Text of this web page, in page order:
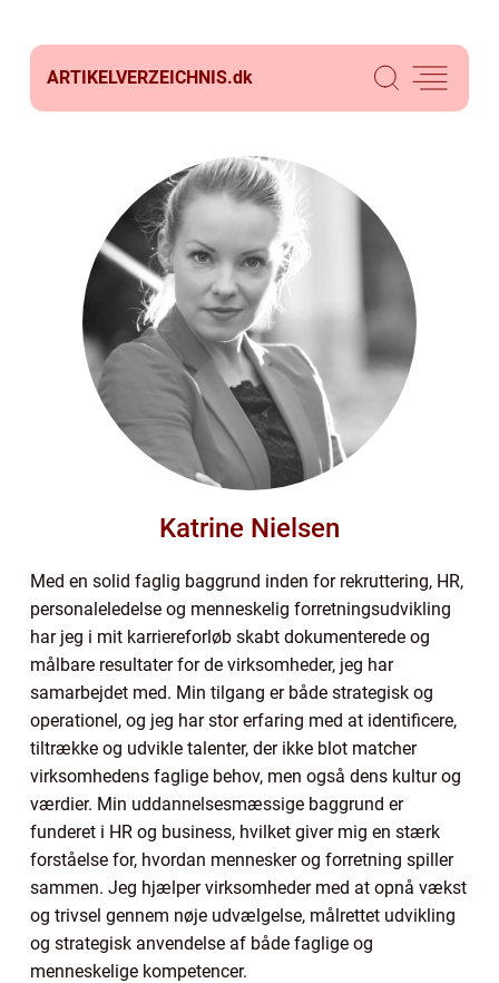
ARTIKELVERZEICHNIS.dk
Katrine Nielsen
Med en solid faglig baggrund inden for rekruttering, HR,
personaleledelse og menneskelig forretningsudvikling
har jeg i mit karriereforløb skabt dokumenterede og
målbare resultater for de virksomheder, jeg har
samarbejdet med. Min tilgang er både strategisk og
operationel, og jeg har stor erfaring med at identificere,
tiltrække og udvikle talenter, der ikke blot matcher
virksomhedens faglige behov, men også dens kultur og
værdier. Min uddannelsesmæssige baggrund er
funderet i HR og business, hvilket giver mig en stærk
forståelse for, hvordan mennesker og forretning spiller
sammen. Jeg hjælper virksomheder med at opnå vækst
og trivsel gennem nøje udvælgelse, målrettet udvikling
og strategisk anvendelse af både faglige og
menneskelige kompetencer.